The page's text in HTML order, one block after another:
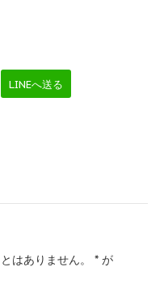
LINEへ送る
はありません。 * が